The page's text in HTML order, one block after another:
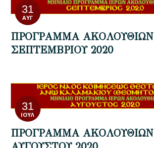
31
ΑΥΓ
ΠΡΟΓΡΑΜΜΑ ΑΚΟΛΟΥΘΙΩΝ
ΣΕΠΤΕΜΒΡΙΟΥ 2020
31
ΙΟΎΛ
ΠΡΟΓΡΑΜΜΑ ΑΚΟΛΟΥΘΙΩΝ